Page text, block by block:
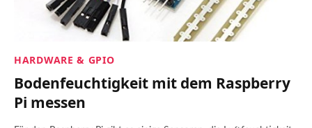
HARDWARE & GPIO
Bodenfeuchtigkeit mit dem Raspberry
Pi messen